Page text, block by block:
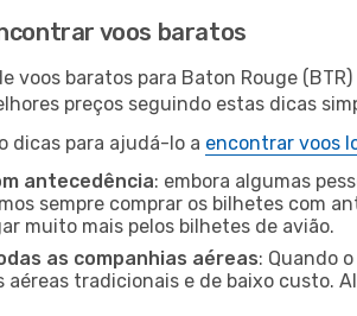
voos baratos
voos baratos para Baton Rouge
preços seguindo estas dicas
dicas para ajudá-lo a encontrar voos
antecedência: embora algumas
sempre comprar os bilhetes com
muito mais pelos bilhetes de avião.
as companhias aéreas: Quando
aéreas tradicionais e de baixo custo.